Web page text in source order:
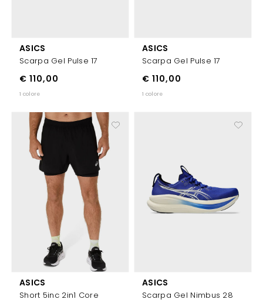
ASICS
Scarpa Gel Pulse 17
€ 110,00
1 colore
ASICS
Scarpa Gel Pulse 17
€ 110,00
1 colore
ASICS
Short 5inc 2in1 Core
ASICS
Scarpa Gel Nimbus 28